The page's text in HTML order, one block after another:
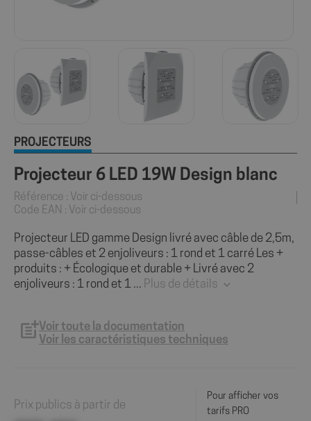
PROJECTEURS
Projecteur 6 LED 19W Design blanc
Référence : Voir ci-dessous
Code EAN : Voir ci-dessous
Projecteur LED gamme Design livré avec câble de 2,5m,
passe-câbles et 2 enjoliveurs : 1 rond et 1 carré Les +
produits : + Écologique et durable + Livré avec 2
enjoliveurs : 1 rond et 1 ... Plus de détails
Voir toute la documentation
Voir les caractéristiques techniques
Prix publics à partir de
Pour afficher vos
tarifs PRO